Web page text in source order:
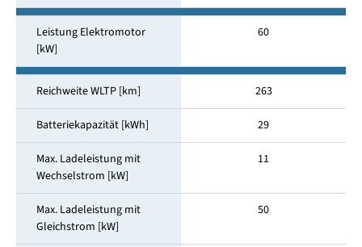
Leistung Elektromotor
[kW]
60
Reichweite WLTP [km] 263
Batteriekapazität [kWh] 29
Max. Ladeleistung mit
Wechselstrom [kW]
11
Max. Ladeleistung mit
Gleichstrom [kW]
50